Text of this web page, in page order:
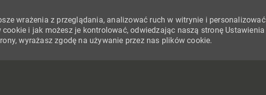
wrażenia z przeglądania, analizować ruch w witrynie i personalizować
i jak możesz je kontrolować, odwiedzając naszą stronę Ustawienia
wyrażasz zgodę na używanie przez nas plików cookie.